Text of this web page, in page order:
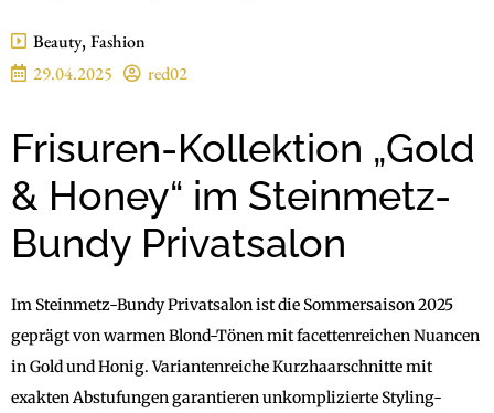
Beauty, Fashion
29.04.2025
red02
Frisuren-Kollektion „Gold
& Honey“ im Steinmetz-
Bundy Privatsalon
Im Steinmetz-Bundy Privatsalon ist die Sommersaison 2025
geprägt von warmen Blond-Tönen mit facettenreichen Nuancen
in Gold und Honig. Variantenreiche Kurzhaarschnitte mit
exakten Abstufungen garantieren unkomplizierte Styling-